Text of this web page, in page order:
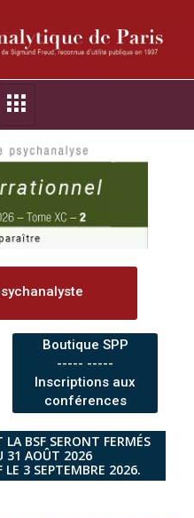
Boutique SPP
----- -----
Inscriptions aux
conférences
LA BSF SERONT FERMÉS
31 AOÛT 2026
LE 3 SEPTEMBRE 2026.